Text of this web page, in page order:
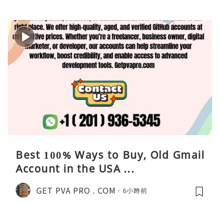
Best 100% Ways to Buy, Old Gmail
Account in the USA ...
GET PVA PRO . COM 6小時前